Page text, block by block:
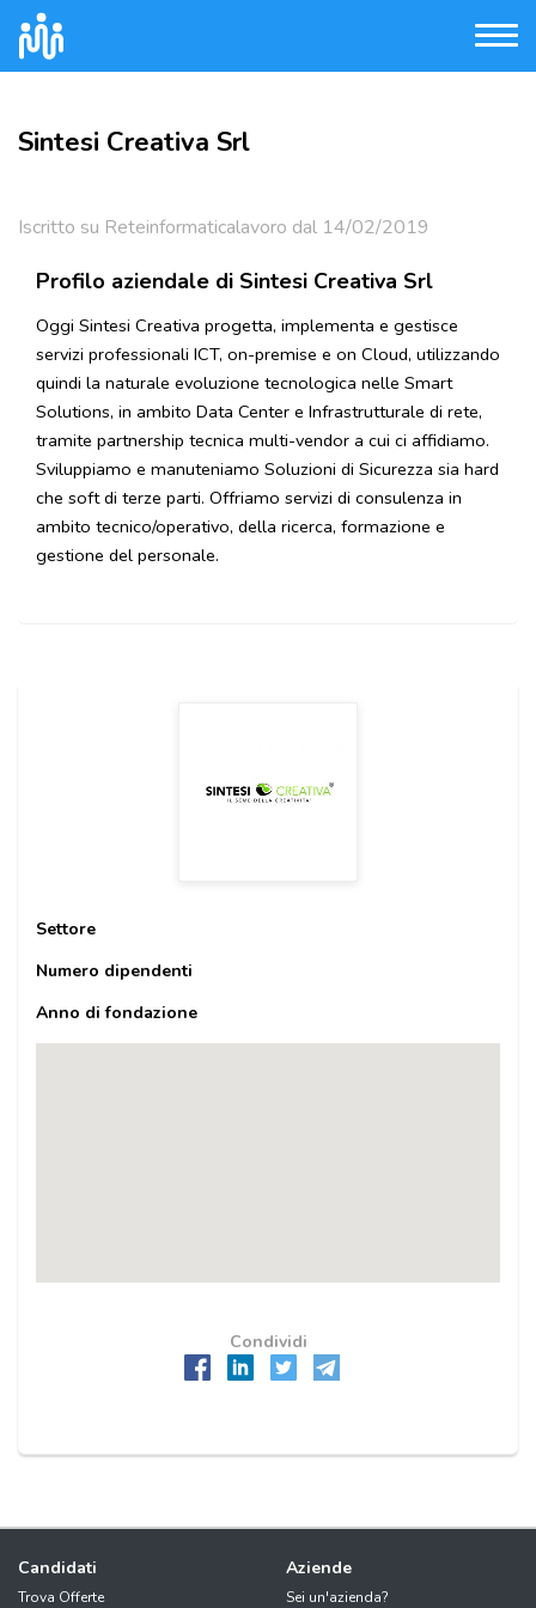
Sintesi Creativa Srl
Iscritto su Reteinformaticalavoro dal 14/02/2019
Profilo aziendale di Sintesi Creativa Srl
Oggi Sintesi Creativa progetta, implementa e gestisce
servizi professionali ICT, on-premise e on Cloud, utilizzando
quindi la naturale evoluzione tecnologica nelle Smart
Solutions, in ambito Data Center e Infrastrutturale di rete,
tramite partnership tecnica multi-vendor a cui ci affidiamo.
Sviluppiamo e manuteniamo Soluzioni di Sicurezza sia hard
che soft di terze parti. Offriamo servizi di consulenza in
ambito tecnico/operativo, della ricerca, formazione e
gestione del personale.
Settore
Numero dipendenti
Anno di fondazione
Condividi
Candidati
Trova Offerte
Aziende
Sei un'azienda?